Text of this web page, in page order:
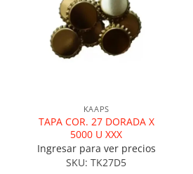
KAAPS
TAPA COR. 27 DORADA X
5000 U XXX
Ingresar para ver precios
SKU: TK27D5